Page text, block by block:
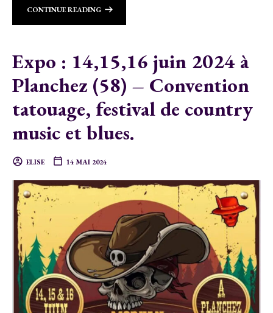
CONTINUE READING
Expo : 14,15,16 juin 2024 à
Planchez (58) – Convention
tatouage, festival de country
music et blues.
ELISE 14 MAI 2024